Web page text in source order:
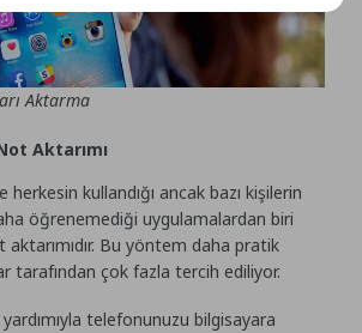
Aktarma
Aktarımı
kullandığı ancak bazı kişilerin
öğrenemediği uygulamalardan biri
Bu yöntem daha pratik
tarafından çok fazla tercih ediliyor.
telefonunuzu bilgisayara